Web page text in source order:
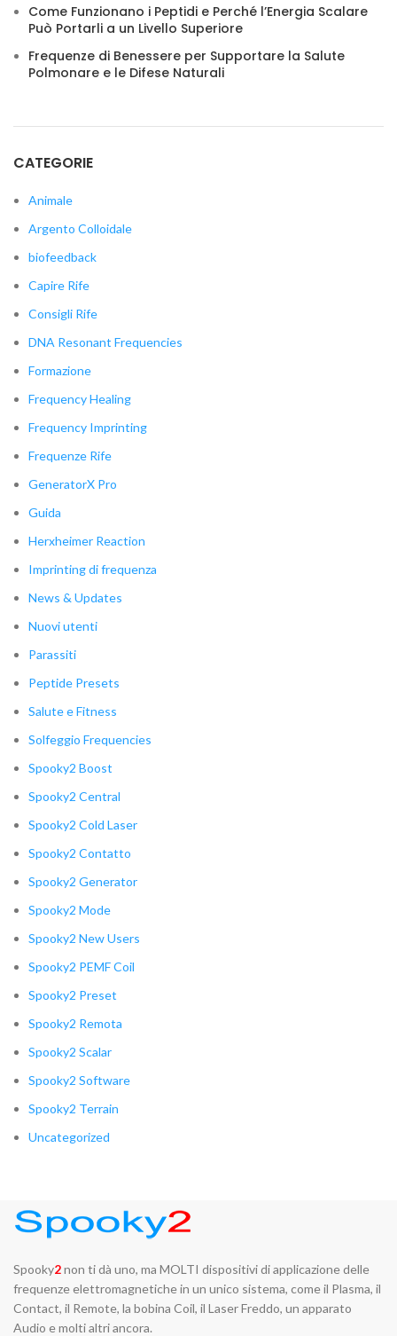
Come Funzionano i Peptidi e Perché l’Energia Scalare
Può Portarli a un Livello Superiore
Frequenze di Benessere per Supportare la Salute
Polmonare e le Difese Naturali
CATEGORIE
Animale
Argento Colloidale
biofeedback
Capire Rife
Consigli Rife
DNA Resonant Frequencies
Formazione
Frequency Healing
Frequency Imprinting
Frequenze Rife
GeneratorX Pro
Guida
Herxheimer Reaction
Imprinting di frequenza
News & Updates
Nuovi utenti
Parassiti
Peptide Presets
Salute e Fitness
Solfeggio Frequencies
Spooky2 Boost
Spooky2 Central
Spooky2 Cold Laser
Spooky2 Contatto
Spooky2 Generator
Spooky2 Mode
Spooky2 New Users
Spooky2 PEMF Coil
Spooky2 Preset
Spooky2 Remota
Spooky2 Scalar
Spooky2 Software
Spooky2 Terrain
Uncategorized
Spooky2non ti dà uno, ma MOLTI dispositivi di applicazione delle
frequenze elettromagnetiche in un unico sistema, come il Plasma, il
Contact, il Remote, la bobina Coil, il Laser Freddo, un apparato
Audio e molti altri ancora.